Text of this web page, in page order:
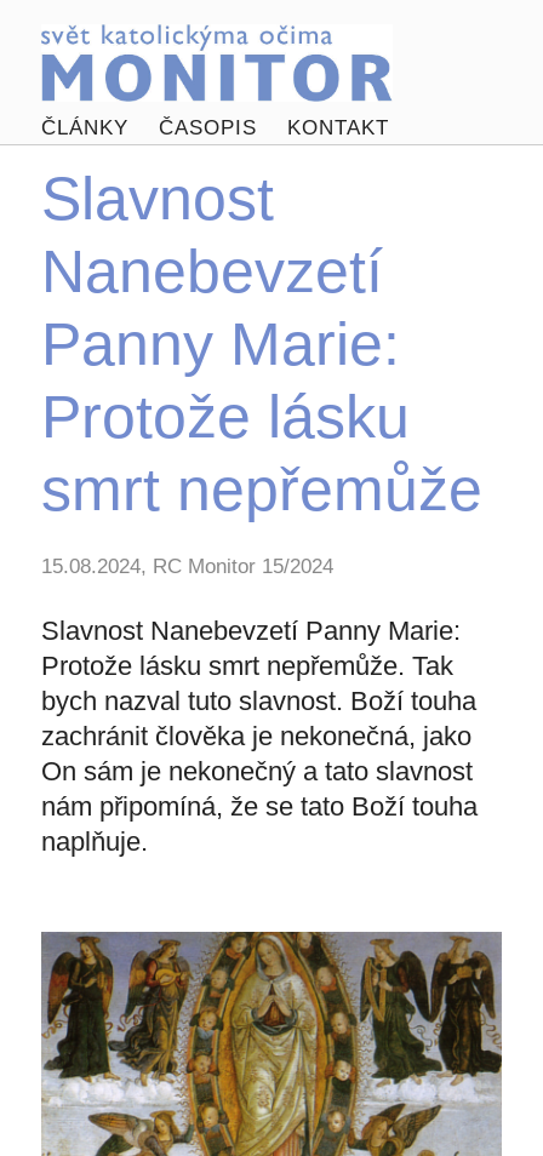
ČLÁNKY ČASOPIS KONTAKT
Slavnost
Nanebevzetí
Panny Marie:
Protože lásku
smrt nepřemůže
15.08.2024, RC Monitor 15/2024
Slavnost Nanebevzetí Panny Marie:
Protože lásku smrt nepřemůže. Tak
bych nazval tuto slavnost. Boží touha
zachránit člověka je nekonečná, jako
On sám je nekonečný a tato slavnost
nám připomíná, že se tato Boží touha
naplňuje.